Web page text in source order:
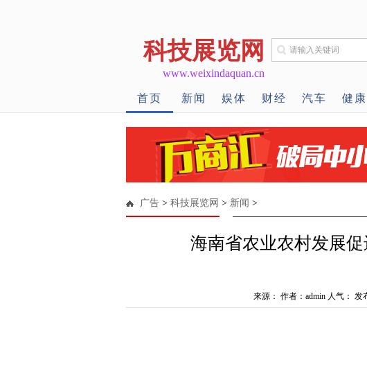
科技展览网
www.weixindaquan.cn
首页 新闻 娱体 财经 汽车 健康
广告 > 科技展览网 > 新闻 >
海南省农业农村发展
来源： 作者：admin 人气： 发